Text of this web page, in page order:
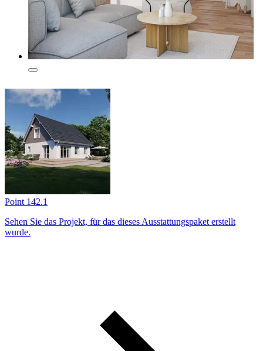
Point 142.1
Sehen Sie das Projekt, für das dieses Ausstattungs­paket erstellt
wurde.